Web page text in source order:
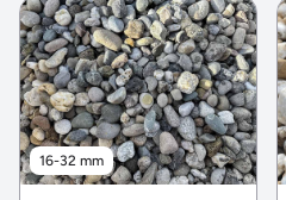
16-32 mm